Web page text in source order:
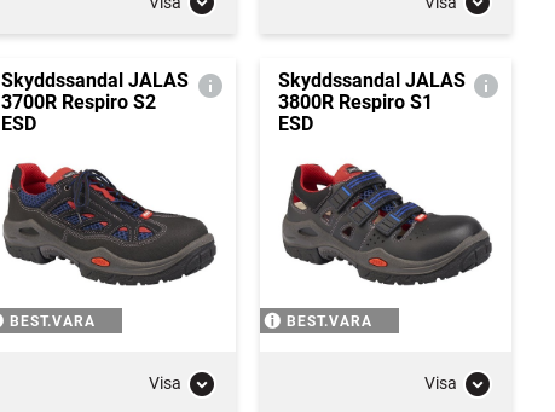
Skyddssandal JALAS
3700R Respiro S2
ESD
BEST.VARA
Visa
Skyddssandal JALAS
3800R Respiro S1
ESD
BEST.VARA
Visa